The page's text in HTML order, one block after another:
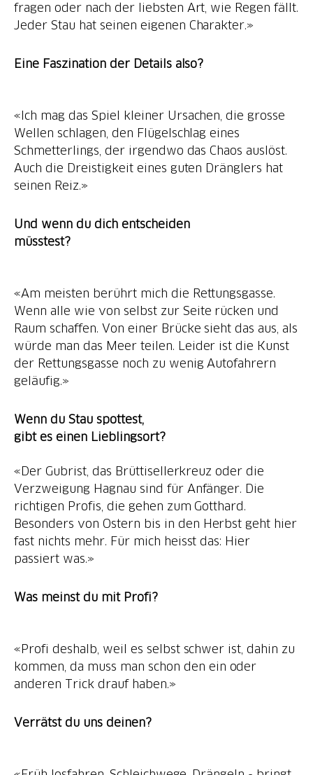
fragen oder nach der liebsten Art, wie Regen fällt.
Jeder Stau hat seinen eigenen Charakter.»
Eine Faszination der Details also?
«Ich mag das Spiel kleiner Ursachen, die grosse
Wellen schlagen, den Flügelschlag eines
Schmetterlings, der irgendwo das Chaos auslöst.
Auch die Dreistigkeit eines guten Dränglers hat
seinen Reiz.»
Und wenn du dich entscheiden
müsstest?
«Am meisten berührt mich die Rettungsgasse.
Wenn alle wie von selbst zur Seite rücken und
Raum schaffen. Von einer Brücke sieht das aus, als
würde man das Meer teilen. Leider ist die Kunst
der Rettungsgasse noch zu wenig Autofahrern
geläufig.»
Wenn du Stau spottest,
gibt es einen Lieblingsort?
«Der Gubrist, das Brüttisellerkreuz oder die
Verzweigung Hagnau sind für Anfänger. Die
richtigen Profis, die gehen zum Gotthard.
Besonders von Ostern bis in den Herbst geht hier
fast nichts mehr. Für mich heisst das: Hier
passiert was.»
Was meinst du mit Profi?
«Profi deshalb, weil es selbst schwer ist, dahin zu
kommen, da muss man schon den ein oder
anderen Trick drauf haben.»
Verrätst du uns deinen?